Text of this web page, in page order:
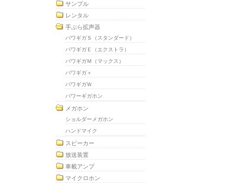
サンプル
レンタル
手ぶら拡声器
パワギガＳ（スタンダード）
パワギガＥ（エクストラ）
パワギガＭ（マックス）
パワギガ＋
パワギガＷ
パワーギガホン
メガホン
ショルダーメガホン
ハンドマイク
スピーカー
放送装置
車載アンプ
マイクロホン